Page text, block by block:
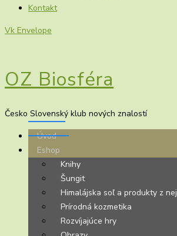
Kontakt
Vk Envelope
OZ Biosféra
Česko Slovenský klub nových znalostí
Úvod
Eshop
Knihy
Šungit
Himalájska soľ a produkty z nej
Prírodná kozmetika
Rozvíjajúce hry